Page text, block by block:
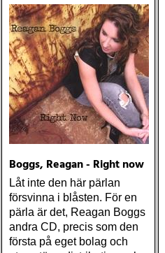
Boggs, Reagan - Right now
Låt inte den här pärlan
försvinna i blåsten. För en
pärla är det, Reagan Boggs
andra CD, precis som den
första på eget bolag och